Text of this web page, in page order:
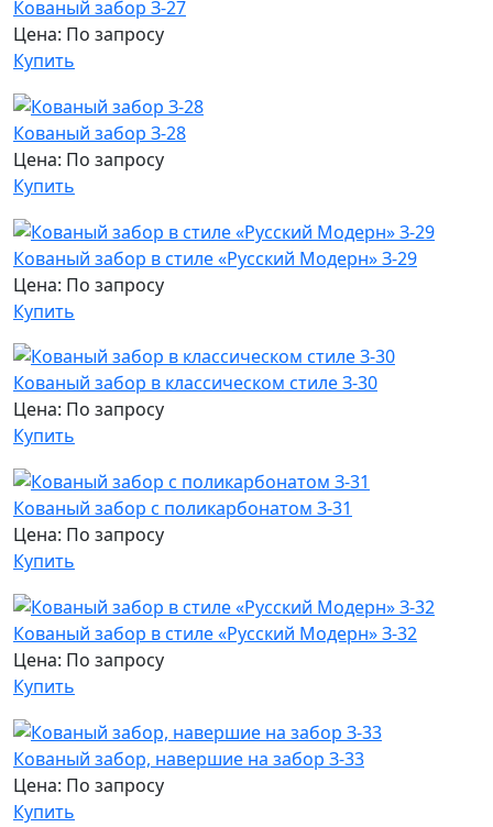
Кованый забор З-27
Цена: По запросу
Купить
Кованый забор З-28
Цена: По запросу
Купить
Кованый забор в стиле «Русский Модерн» З-29
Цена: По запросу
Купить
Кованый забор в классическом стиле З-30
Цена: По запросу
Купить
Кованый забор с поликарбонатом З-31
Цена: По запросу
Купить
Кованый забор в стиле «Русский Модерн» З-32
Цена: По запросу
Купить
Кованый забор, навершие на забор З-33
Цена: По запросу
Купить